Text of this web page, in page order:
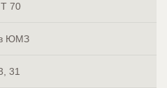
Т 70
ЮМЗ
31